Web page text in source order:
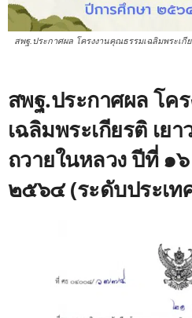
สพฐ.ประกาศผล โครงงานคุณธรรมเฉลิมพระเกี
สพฐ.ประกาศผล โค
เฉลิมพระเกียรติ เย
ถวายในหลวง ปีที่ ๑
๒๕๖๔ (ระดับประเท